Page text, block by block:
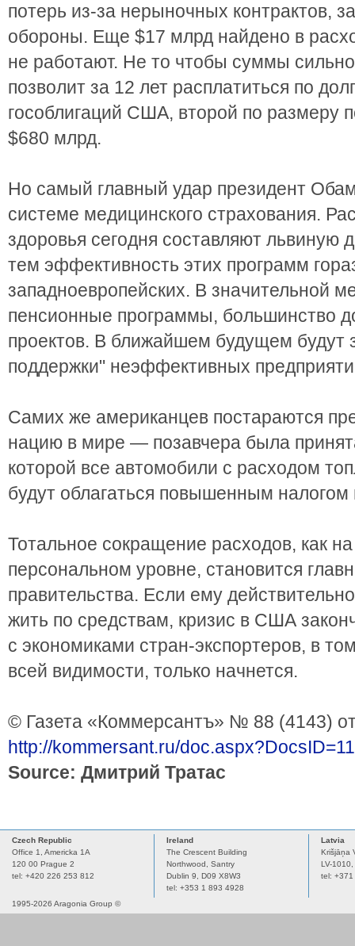
потерь из-за нерыночных контрактов,
обороны. Еще $17 млрд найдено в
не работают. Не то чтобы суммы
позволит за 12 лет расплатиться по
гособлигаций США, второй по размеру
$680 млрд.
Но самый главный удар президент
системе медицинского страхования.
здоровья сегодня составляют
тем эффективность этих программ
западноевропейских. В значительной
пенсионные программы, большинство
проектов. В ближайшем будущем
поддержки" неэффективных
Самих же американцев постараются
нацию в мире — позавчера была
которой все автомобили с расходом
будут облагаться повышенным налогом
Тотальное сокращение расходов, как
персональном уровне, становится
правительства. Если ему
жить по средствам, кризис в США
с экономиками стран-экспортеров, в
всей видимости, только начнется.
© Газета «Коммерсантъ» № 88 (4143)
http://kommersant.ru/
Source: Дмитрий Тратас
Czech Republic
Office 1, Americka 1A
120 00 Prague 2
tel: +420 226 253 812
Ireland
The Crescent Building
Northwood, Santry
Dublin 9, D09 X8W3
tel: +353 1 893 4928
Latvia
Krišjāņa
LV-
tel:
1995-2026 Aragonia Group ©